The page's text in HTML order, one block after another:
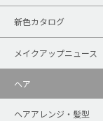
新色カタログ
メイクアップニュース
ヘア
ヘアアレンジ・髪型